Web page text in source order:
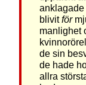
anklagade
blivitför
manlighet
de sin
de hade
allra